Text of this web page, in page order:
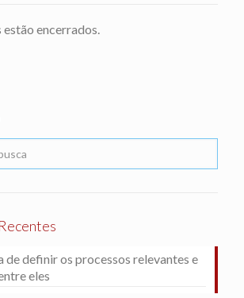
encerrados.
de definir os processos relevantes e
eles